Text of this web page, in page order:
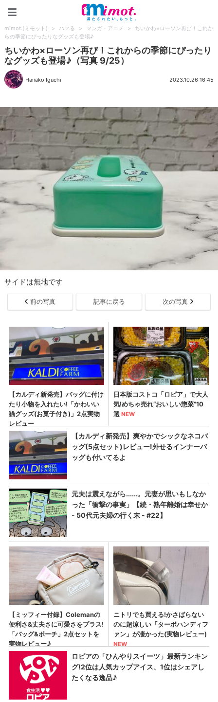
mimot.(ミモット) > ハマる > マンガ・アニメ >
ちいかわ×ローソン再び！これか
らの季節にぴったりなグッズも登場♪
ちいかわ×ローソン再び！これからの季節にぴったり
なグッズも登場♪（写真 9/25）
Hanako Iguchi 2023.10.26 16:45
サイドは無地です
前の写真 記事に戻る 次の写真